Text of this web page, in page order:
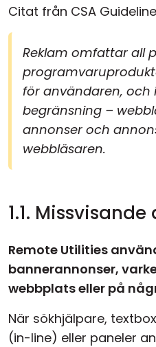
Citat från CSA
Reklam omfattar all
för användaren, och
begränsning –
annonser och
webbläsaren.
1.1.
Remote Utilities
bannerannonser,
webbplats eller på
När sökhjälpare,
(in-line) eller paneler